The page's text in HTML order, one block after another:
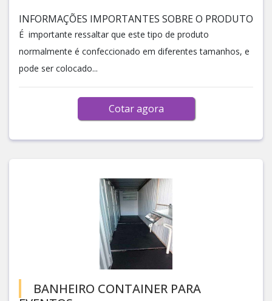
INFORMAÇÕES IMPORTANTES SOBRE O PRODUTO
É importante ressaltar que este tipo de produto
normalmente é confeccionado em diferentes tamanhos, e
pode ser colocado...
Cotar agora
BANHEIRO CONTAINER PARA